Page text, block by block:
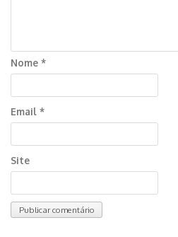
Nome *
Email *
Site